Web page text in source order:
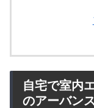
自宅で室内
のアーバン